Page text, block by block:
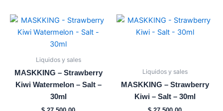
producto
producto
Liquidos y sales
MASKKING – Strawberry
Kiwi Watermelon – Salt –
30ml
Este
producto
tiene
múltiples
Liquidos y sales
MASKKING – Strawberry
Kiwi – Salt – 30ml
Este
producto
variantes.